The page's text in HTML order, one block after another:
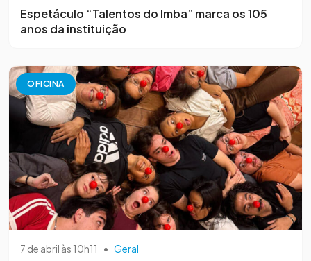
Espetáculo “Talentos do Imba” marca os 105
anos da instituição
OFICINA
7 de abril às 10h11 • Geral